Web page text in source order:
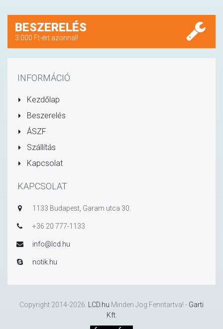
BESZERELÉS
3.000 Ft-ért azonnal!
INFORMÁCIÓ
Kezdőlap
Beszerelés
ÁSZF
Szállítás
Kapcsolat
KAPCSOLAT
1133 Budapest, Garam utca 30.
+36 20 777-1133
info@lcd.hu
notik.hu
Copyright 2014-2026. LCD.hu Minden Jog Fenntartva! - Garti
Kft.